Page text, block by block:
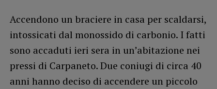
Accendono un braciere in casa per scaldarsi,
intossicati dal monossido di carbonio. I fatti
sono accaduti ieri sera in un’abitazione nei
pressi di Carpaneto. Due coniugi di circa 40
anni hanno deciso di accendere un piccolo